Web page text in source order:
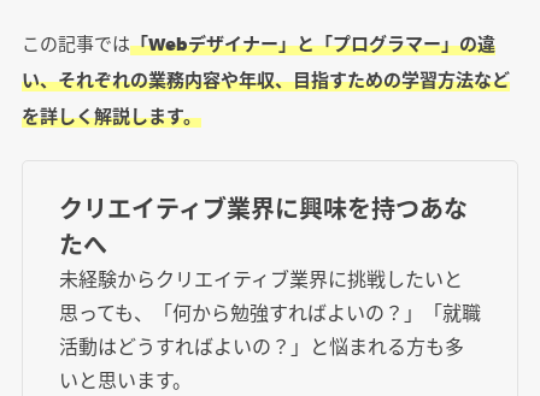
この記事では「Webデザイナー」と「プログラマー」の違
い、それぞれの業務内容や年収、目指すための学習方法など
を詳しく解説します。
クリエイティブ業界に興味を持つあな
たへ
未経験からクリエイティブ業界に挑戦したいと
思っても、「何から勉強すればよいの？」「就職
活動はどうすればよいの？」と悩まれる方も多
いと思います。